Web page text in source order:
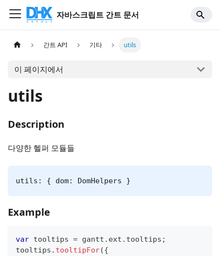
자바스크립트 간트 문서
간트 API 기타 utils
이 페이지에서
utils
Description
다양한 헬퍼 모듈들
utils: { dom: DomHelpers }
Example
var tooltips = gantt . ext . tooltips ;
tooltips . tooltipFor({